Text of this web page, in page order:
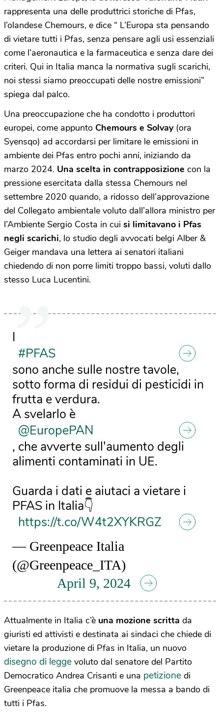
rappresenta una delle produttrici storiche di Pfas,
l’olandese Chemours, e dice “ L’Europa sta pensando
di vietare tutti i Pfas, senza pensare agli usi essenziali
come l’aeronautica e la farmaceutica e senza dare dei
criteri. Qui in Italia manca la normativa sugli scarichi,
noi stessi siamo preoccupati delle nostre emissioni”
spiega dal palco.
Una preoccupazione che ha condotto i produttori
europei, come appunto Chemours e Solvay(ora
Syensqo) ad accordarsi per limitare le emissioni in
ambiente dei Pfas entro pochi anni, iniziando da
marzo 2024. Una scelta in contrapposizione con la
pressione esercitata dalla stessa Chemours nel
settembre 2020 quando, a ridosso dell’approvazione
del Collegato ambientale voluto dall’allora ministro per
l’Ambiente Sergio Costa in cui si limitavano i Pfas
negli scarichi, lo studio degli avvocati belgi Alber &
Geiger mandava una lettera ai senatori italiani
chiedendo di non porre limiti troppo bassi, voluti dallo
stesso Luca Lucentini.
I
#PFAS
sono anche sulle nostre tavole,
sotto forma di residui di pesticidi in
frutta e verdura.
A svelarlo è
@EuropePAN
, che avverte sull'aumento degli
alimenti contaminati in UE.
Guarda i dati e aiutaci a vietare i
PFAS in Italia👇
https://t.co/W4t2XYKRGZ
— Greenpeace Italia
(@Greenpeace_ITA)
April 9, 2024
Attualmente in Italia c’è una mozione scritta da
giuristi ed attivisti e destinata ai sindaci che chiede di
vietare la produzione di Pfas in Italia, un nuovo
disegno di legge voluto dal senatore del Partito
Democratico Andrea Crisanti e una petizione di
Greenpeace italia che promuove la messa a bando di
tutti i Pfas.